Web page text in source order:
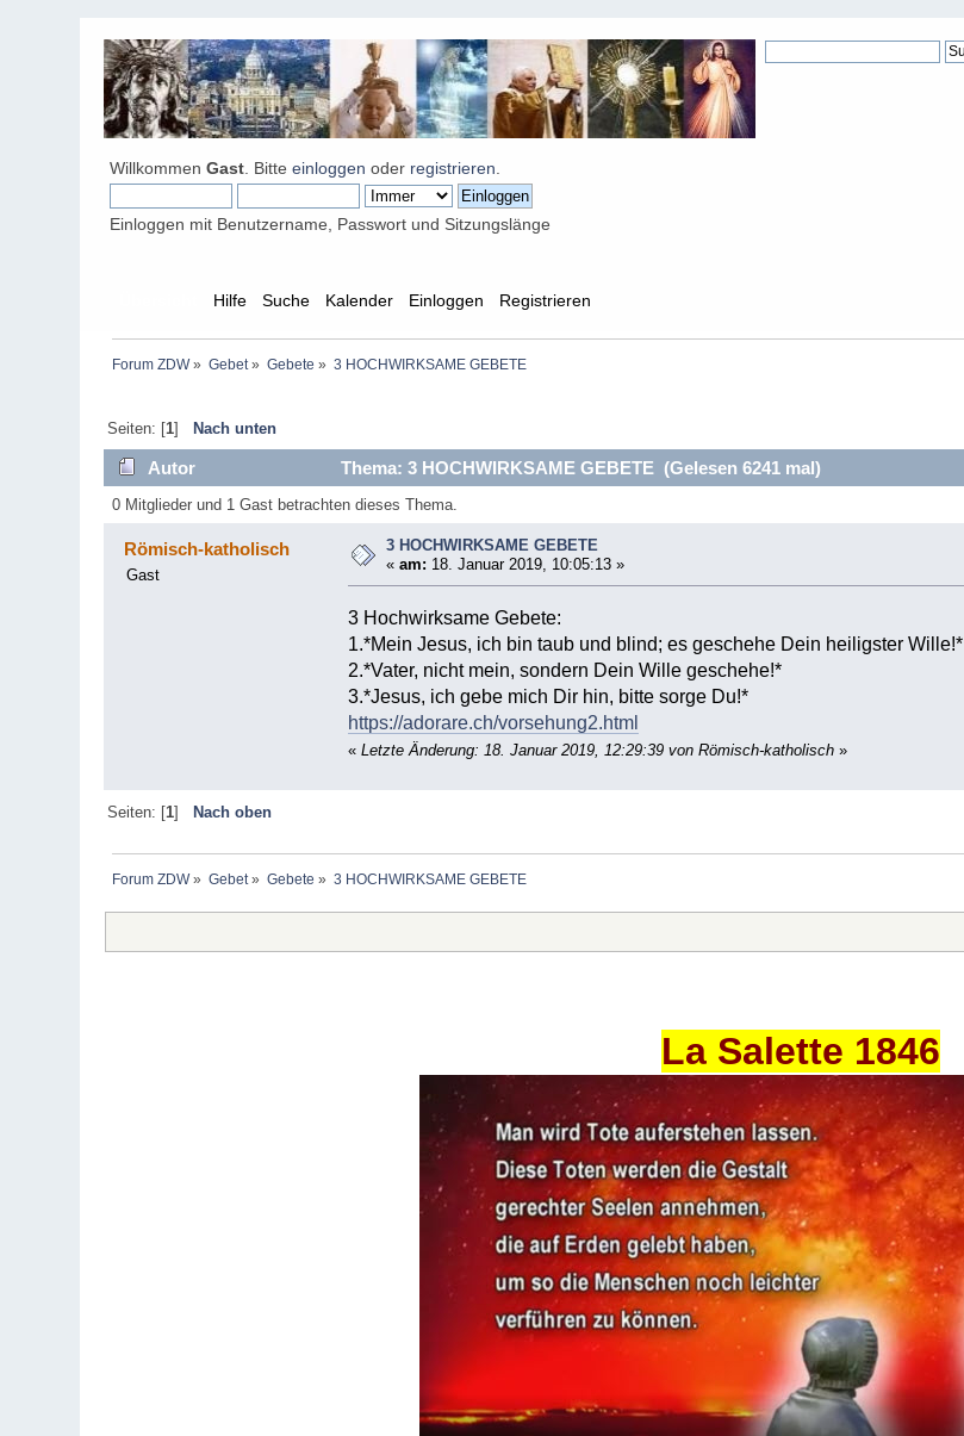
WillkommenGast . Bitteeinloggen oder registrieren
Einloggen mit Benutzername, Passwort und Sitzungslänge
Hilfe Suche Kalender Einloggen Registrieren
Forum ZDW» Gebet» Gebete » 3 HOCHWIRKSAME GEBETE
Seiten: [1] Nach unten
Autor Thema: 3 HOCHWIRKSAME GEBETE (Gelesen 6241 mal)
0 Mitglieder und 1 Gast betrachten dieses Thema.
Römisch-katholisch
Gast
3 HOCHWIRKSAME GEBETE
«am: 18. Januar 2019, 10:05:13 »
3 Hochwirksame Gebete:
1.*Mein Jesus, ich bin taub und blind; es geschehe Dein heiligster Wille!*
2.*Vater, nicht mein, sondern Dein Wille geschehe!*
3.*Jesus, ich gebe mich Dir hin, bitte sorge Du!*
https://adorare.ch/vorsehung2.html
« Letzte Änderung: 18. Januar 2019, 12:29:39 von Römisch-katholisch »
Seiten: [1]
Nach oben
Forum ZDW» Gebet» Gebete » 3 HOCHWIRKSAME GEBETE
La Salette 1846